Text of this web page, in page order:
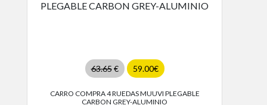
63.65€ 59.00€
CARRO COMPRA 4 RUEDAS MUUVI PLEGABLE
CARBON GREY-ALUMINIO